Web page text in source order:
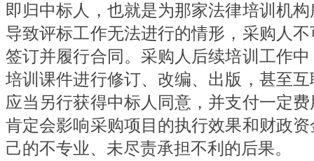
即归中标人，也就是为那家法律培训机
导致评标工作无法进行的情形，采购人
签订并履行合同。采购人后续培训工作
培训课件进行修订、改编、出版，甚至
应当另行获得中标人同意，并支付一定
肯定会影响采购项目的执行效果和财政
己的不专业、未尽责承担不利的后果。